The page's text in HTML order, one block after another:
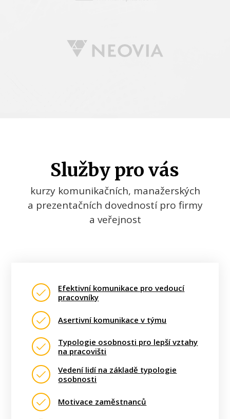
Služby pro vás
kurzy komunikačních, manažerských
a prezentačních dovedností pro firmy
a veřejnost
Efektivní komunikace pro vedoucí
pracovníky
Asertivní komunikace v týmu
Typologie osobnosti pro lepší vztahy
na pracovišti
Vedení lidí na základě typologie
osobnosti
Motivace zaměstnanců